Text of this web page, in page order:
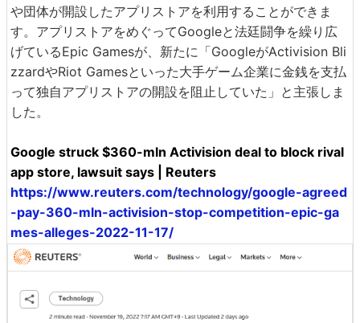
や団体が開設したアプリストアを利用することができま
す。アプリストアをめぐってGoogleと法廷闘争を繰り広
げているEpic Gamesが、新たに「GoogleがActivision Bli
zzardやRiot Gamesといった大手ゲーム企業に金銭を支払
って独自アプリストアの開設を阻止していた」と主張しま
した。
Google struck $360-mln Activision deal to block rival
app store, lawsuit says | Reuters
https://www.reuters.com/technology/google-agreed
-pay-360-mln-activision-stop-competition-epic-ga
mes-alleges-2022-11-17/